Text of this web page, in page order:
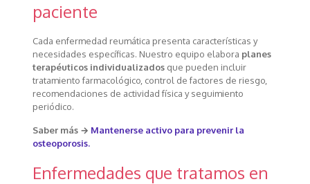
paciente
Cada enfermedad reumática presenta características y
necesidades específicas. Nuestro equipo elabora planes
terapéuticos individualizadosque pueden incluir
tratamiento farmacológico, control de factores de riesgo,
recomendaciones de actividad física y seguimiento
periódico.
Saber más → Mantenerse activo para prevenir la
osteoporosis.
Enfermedades que tratamos en